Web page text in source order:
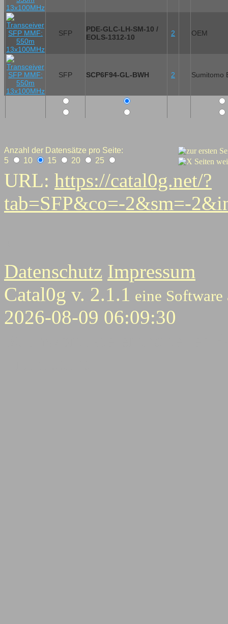
SFP
PDE-GLC-LH-SM-10 /
EOLS-1312-10
2 OEM
SFP SCP6F94-GL-BWH 2 Sumitomo
Anzahl der Datensätze pro Seite:
5
10 15 20 25
URL: https://catal0g.net/?
tab=SFP&co=-2&sm=-
Datenschutz Impressum
Catal0g v. 2.1.1 eine Software
2026-08-09 06:09:30